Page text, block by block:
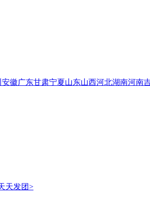
安徽广东甘肃宁夏山东山西河北湖南河南
天发团>